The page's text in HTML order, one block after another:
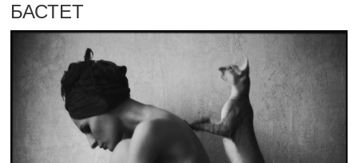
БАСТЕТ